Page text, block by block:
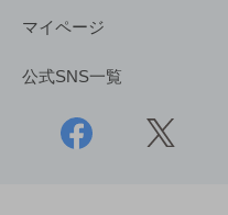
マイページ
公式SNS一覧